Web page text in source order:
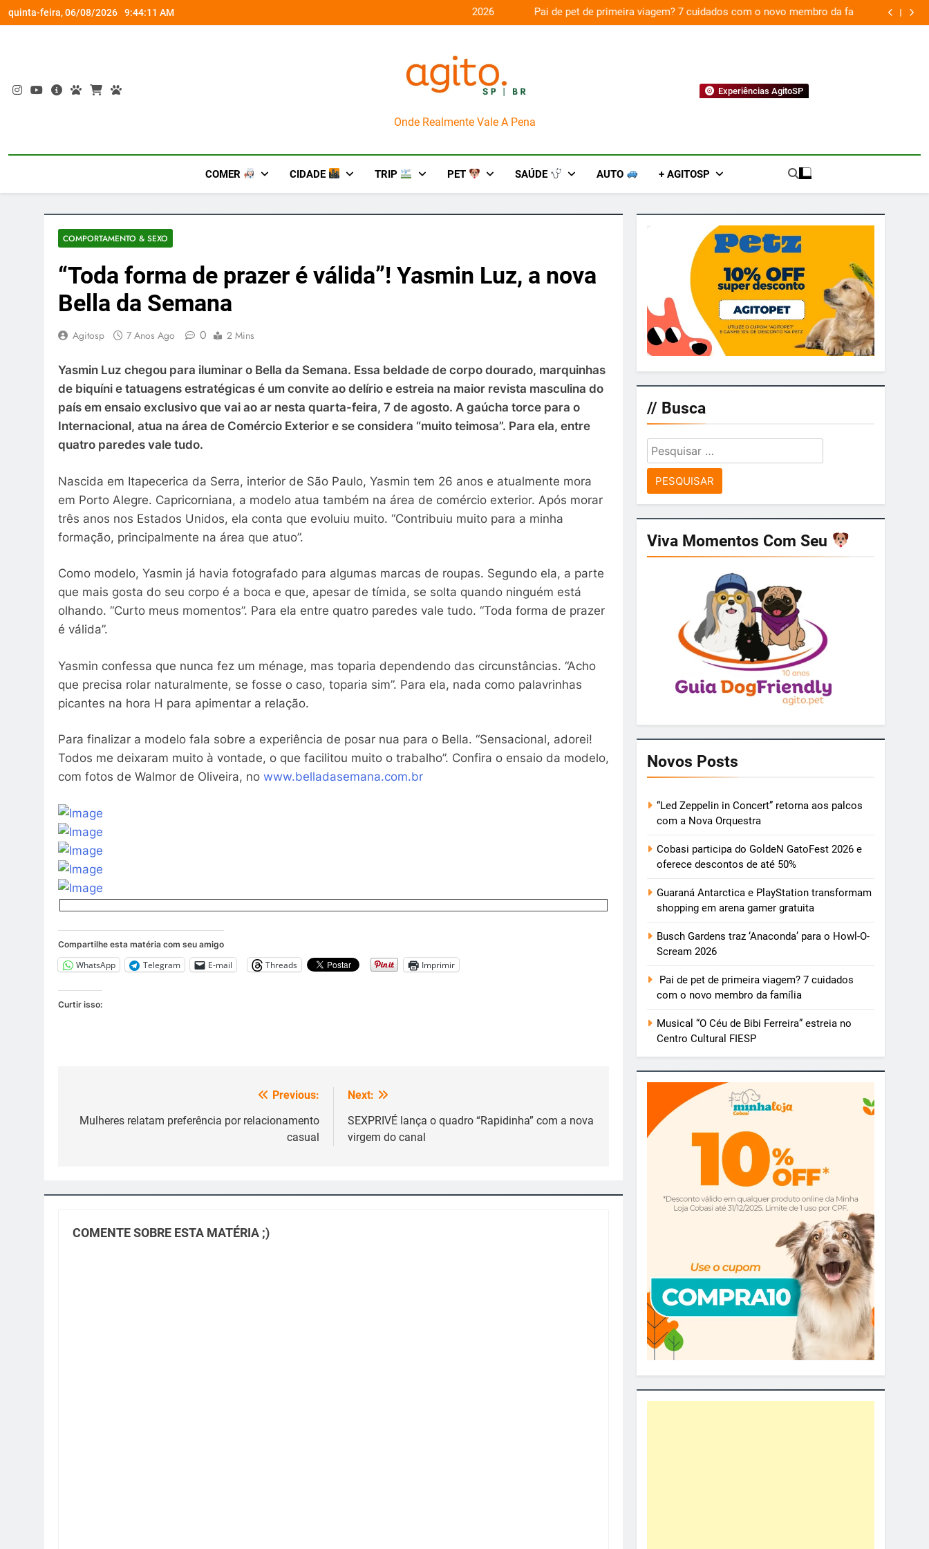
Skip
to
quinta-feira, 06/08/2026 9:44:12 AM
gamer gratuita Pai de pet de primeira viagem? 7 cuidados com o novo membro da família
AgitoSP
Onde Realmente Vale A Pena
Experiências AgitoSP
COMER CIDADE TRIP PET SAÚDE AUTO + AGITOSP
COMPORTAMENTO & SEXO
“Toda forma de prazer é válida”! Yasmin Luz, a nova
Bella da Semana
Agitosp 7 Anos Ago 0 2 Mins
Yasmin Luz chegou para iluminar o Bella da Semana. Essa beldade de corpo dourado, marquinhas
de biquíni e tatuagens estratégicas é um convite ao delírio e estreia na maior revista masculina do
país em ensaio exclusivo que vai ao ar nesta quarta-feira, 7 de agosto. A gaúcha torce para o
Internacional, atua na área de Comércio Exterior e se considera “muito teimosa”. Para ela, entre
quatro paredes vale tudo.
Nascida em Itapecerica da Serra, interior de São Paulo, Yasmin tem 26 anos e atualmente mora
em Porto Alegre. Capricorniana, a modelo atua também na área de comércio exterior. Após morar
três anos nos Estados Unidos, ela conta que evoluiu muito. “Contribuiu muito para a minha
formação, principalmente na área que atuo”.
Como modelo, Yasmin já havia fotografado para algumas marcas de roupas. Segundo ela, a parte
que mais gosta do seu corpo é a boca e que, apesar de tímida, se solta quando ninguém está
olhando. “Curto meus momentos”. Para ela entre quatro paredes vale tudo. “Toda forma de prazer
é válida”.
Yasmin confessa que nunca fez um ménage, mas toparia dependendo das circunstâncias. “Acho
que precisa rolar naturalmente, se fosse o caso, toparia sim”. Para ela, nada como palavrinhas
picantes na hora H para apimentar a relação.
Para finalizar a modelo fala sobre a experiência de posar nua para o Bella. “Sensacional, adorei!
Todos me deixaram muito à vontade, o que facilitou muito o trabalho”. Confira o ensaio da modelo,
com fotos de Walmor de Oliveira, no www.belladasemana.com.br
Compartilhe esta matéria com seu amigo
WhatsApp Telegram E-mail Threads Imprimir
Curtir isso:
de
Previous:
Mulheres relatam preferência por relacionamento
casual
Next:
SEXPRIVÉ lança o quadro “Rapidinha” com a nova
virgem do canal
COMENTE SOBRE ESTA MATÉRIA ;)
// Busca
Pesquisar
por:
Viva Momentos Com Seu
Novos Posts
“Led Zeppelin in Concert” retorna aos palcos
com a Nova Orquestra
Cobasi participa do GoldeN GatoFest 2026 e
oferece descontos de até 50%
Guaraná Antarctica e PlayStation transformam
shopping em arena gamer gratuita
Busch Gardens traz ‘Anaconda’ para o Howl-O-
Scream 2026
Pai de pet de primeira viagem? 7 cuidados
com o novo membro da família
Musical “O Céu de Bibi Ferreira” estreia no
Centro Cultural FIESP